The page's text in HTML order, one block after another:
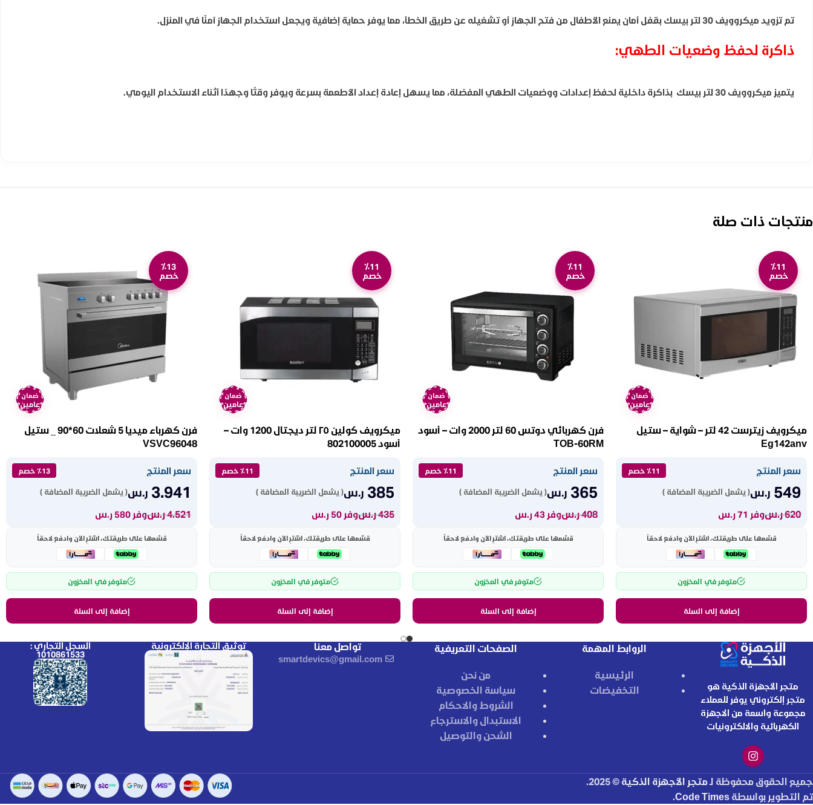
تم تزويد ميكروويف 30 لتر بيسك بقفل أمان يمنع الأطفال من فتح الجهاز أو تشغيله عن طريق الخطأ، مما يوفر حماية إضافية ويجعل استخدام الجهاز آمنًا في المنزل.
ذاكرة لحفظ وضعيات الطهي:
يتميز ميكروويف 30 لتر بيسك بذاكرة داخلية لحفظ إعدادات ووضعيات الطهي المفضلة، مما يسهل إعادة إعداد الأطعمة بسرعة ويوفر وقتًا وجهدًا أثناء الاستخدام اليومي.
منتجات ذات صلة
٪11
خصم
ضمان
عامين
ميكرويف زيترست 42 لتر – شواية – ستيل
Eg142anv
سعر المنتج ٪11 خصم
549 ر.س( يشمل الضريبة المضافة )
620ر.سوفر 71 ر.س
قسّمها على طريقتك، اشترِ الآن وادفع لاحقاً
متوفر في المخزون
إضافة إلى السلة
٪11
خصم
ضمان
عامين
فرن كهربائي دوتس 60 لتر 2000 وات – أسود
TOB-60RM
سعر المنتج ٪11 خصم
365 ر.س( يشمل الضريبة المضافة )
408ر.سوفر 43 ر.س
قسّمها على طريقتك، اشترِ الآن وادفع لاحقاً
متوفر في المخزون
إضافة إلى السلة
٪11
خصم
ضمان
عامين
ميكرويف كولين ٢٥ لتر ديجتال 1200 وات –
أسود 802100005
سعر المنتج ٪11 خصم
385 ر.س( يشمل الضريبة المضافة )
435ر.سوفر 50 ر.س
قسّمها على طريقتك، اشترِ الآن وادفع لاحقاً
متوفر في المخزون
إضافة إلى السلة
٪13
خصم
ضمان
عامين
فرن كهرباء ميديا 5 شعلات 60*90 _ ستيل
VSVC96048
سعر المنتج ٪13 خصم
3.941 ر.س( يشمل الضريبة المضافة )
4.521ر.سوفر 580 ر.س
قسّمها على طريقتك، اشترِ الآن وادفع لاحقاً
متوفر في المخزون
إضافة إلى السلة
متجر الأجهزة الذكية هو
متجر إلكتروني يوفر للعملاء
مجموعة واسعة من الاجهزة
الكهربائية والالكترونيات
الروابط المهمة
الرئيسية
التخفيضات
الصفحات التعريفية
من نحن
سياسة الخصوصية
الشروط والاحكام
الاستبدال والاسترجاع
الشحن والتوصيل
تواصل معنا
smartdevics@gmail.com
توثيق التجارة الإلكترونية
السجل التجاري :
1010861533
جميع الحقوق محفوظة لـ متجر الأجهزة الذكية © 2025.
تم التطوير بواسطة Code Times
.